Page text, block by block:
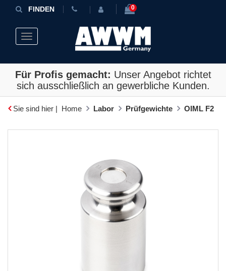
FINDEN 0
Toggle navigation
Für Profis gemacht: Unser Angebot richtet
sich ausschließlich an gewerbliche Kunden.
Sie sind hier | Home Labor Prüfgewichte OIML F2